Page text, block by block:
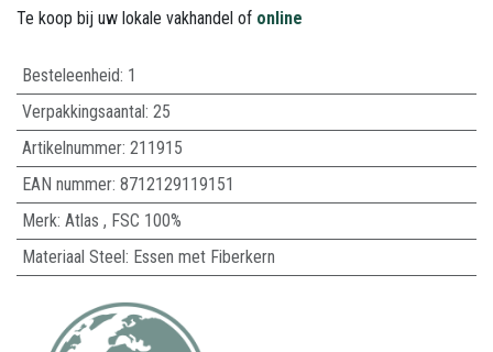
Te koop bij uw lokale vakhandel of online
Besteleenheid: 1
Verpakkingsaantal: 25
Artikelnummer: 211915
EAN nummer: 8712129119151
Merk: Atlas , FSC 100%
Materiaal Steel: Essen met Fiberkern